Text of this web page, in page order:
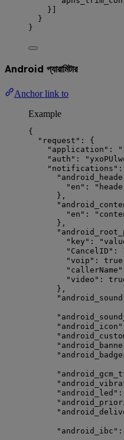
}]
}
}
Android প্যারামিটার
Anchor link to
Example
{
"request" : {
"application" : "
"auth" : "
"notifications"
"en" : "
},
"en" : "
},
"key" : "
"CancelID" :
"voip" : true
"callerName"
"video" :
},
"android_icon"
"android_led" :
"android_ibc" :